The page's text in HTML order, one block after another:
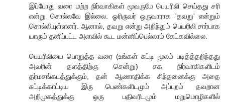
இப்போது வரை மற்ற நிர்வாகிகள் மூவருமே பெயரிலி செய்தது சரி
என்று சொல்லவே இல்லை. ஓரிருவர் ஒருவாராக 'தவறு' என்றும்
சொல்லியுள்ளனர். ஆனால், தவறு என்று அறிந்தும் பெயரிலி சார்பாக
யாரும் தனிப்பட்ட அளவில் கூட மன்னிப்பெல்லாம் கேட்கவில்லை.
பெயரிலியை பொறுத்த வரை (உங்கள் சுட்டி மூலம் படித்த்தறிந்தது
அவரின் தளத்திற்கு சென்று) சக நிர்வாகிகளிடம்
தர்மசங்கடத்துக்கும், தன் ஆணாதிக்க சிந்தனைக்கு அதை
சுட்டிக்காட்டிய இரு பெண்களிடமும் அப்புறம் தவறான
அறிமுகத்துக்கு ஒரு பதிவரிடமும் மறுமொழிகளில்